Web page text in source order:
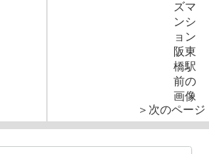
＞次のページ